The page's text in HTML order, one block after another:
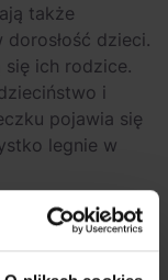
także
dzieci.
ich rodzice.
i
pojawia się
legnie w